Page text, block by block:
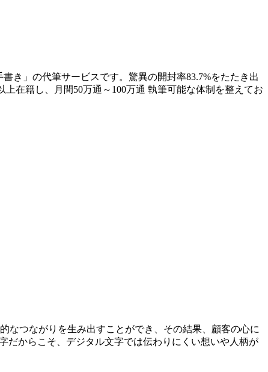
き」の代筆サービスです。驚異の開封率83.7%をたたき出
在籍し、月間50万通～100万通 執筆可能な体制を整えてお
なつながりを生み出すことができ、その結果、顧客の心に
だからこそ、デジタル文字では伝わりにくい想いや人柄が